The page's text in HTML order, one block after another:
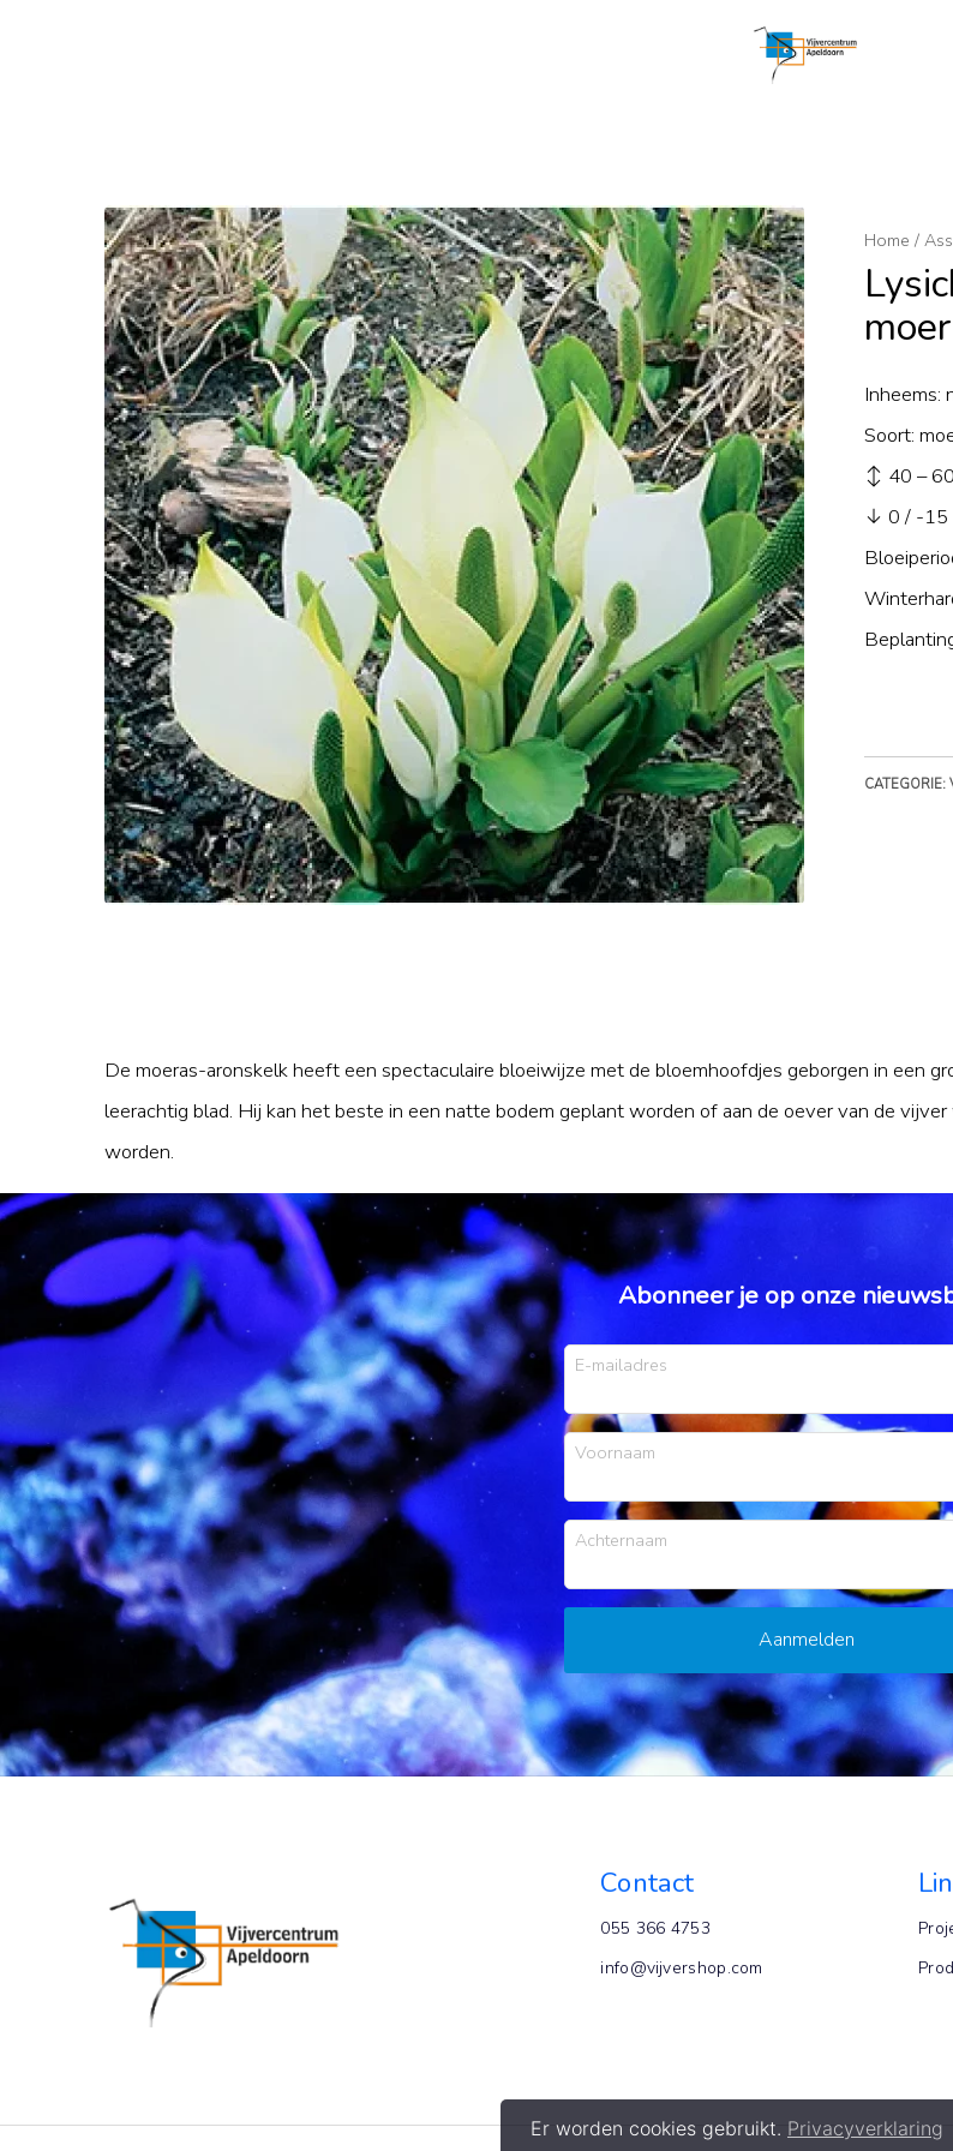
Er worden cookies gebruikt. Privacyverklaring
Home /
Inheems:
Soort:
↕ 40 –
↓ 0 / -15
CATEGORIE:
De moeras-aronskelk heeft een spectaculaire bloeiwijze met de bloemhoofdjes geborgen in een
leerachtig blad. Hij kan het beste in een natte bodem geplant worden of aan de oever van de
worden.
Abonneer je op onze
E-mailadres
Voornaam
Achternaam
Contact
055 366 4753
info@vijvershop.com